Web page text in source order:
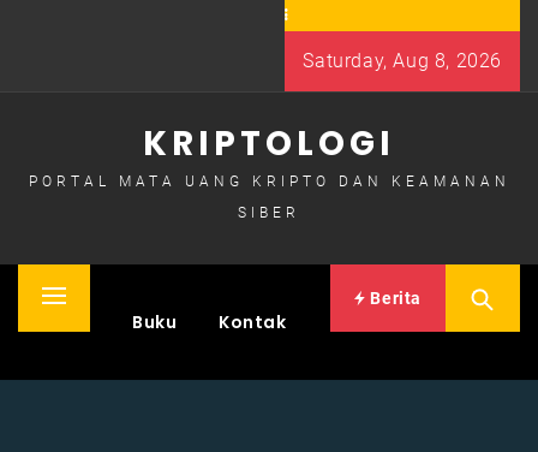
Saturday, Aug 8, 2026
KRIPTOLOGI
PORTAL MATA UANG KRIPTO DAN KEAMANAN
SIBER
Primary
Buku Kontak
Berita